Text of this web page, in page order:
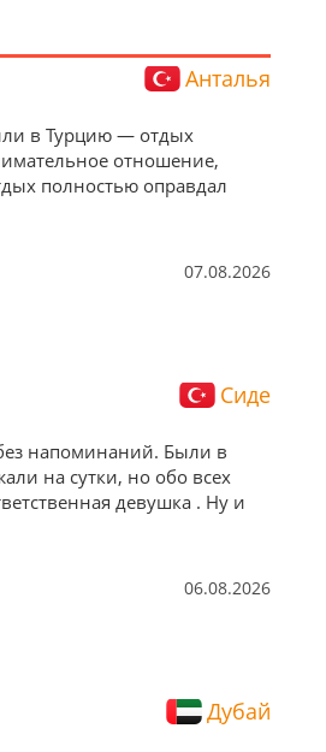
Анталья
в Турцию — отдых
отношение,
полностью оправдал
07.08.2026
Сиде
напоминаний. Были в
на сутки, но обо всех
девушка . Ну и
06.08.2026
Дубай